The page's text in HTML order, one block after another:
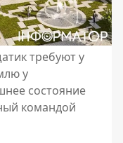
требуют у
у
состояние
командой